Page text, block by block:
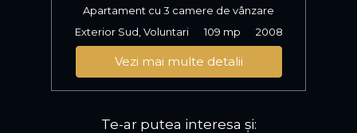
Apartament cu 3 camere de vânzare
Exterior Sud, Voluntari
109 mp 2008
Vezi mai multe detalii
Te-ar putea interesa și: